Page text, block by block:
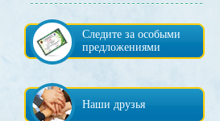
Следите за особыми
предложениями
Наши друзья